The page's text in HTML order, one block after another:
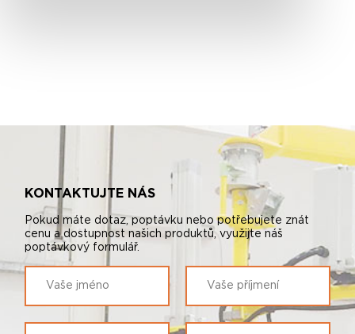
KONTAKTUJTE NÁS
Pokud máte dotaz, poptávku nebo potřebujete znát
cenu a dostupnost našich produktů, využijte náš
poptávkový formulář.